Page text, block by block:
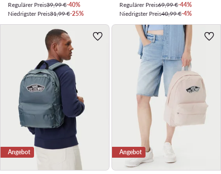
Regulärer Preis39,99 €-40%
Niedrigster Preis31,99 €-25%
Regulärer Preis69,99 €-44%
Niedrigster Preis40,99 €-4%
Angebot Angebot